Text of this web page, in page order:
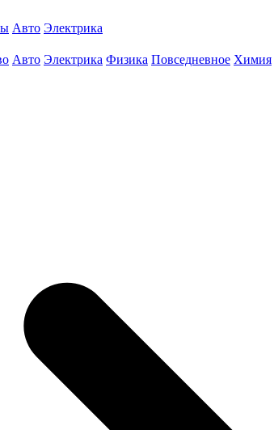
Авто Электрика
Авто Электрика Физика Повседневное Химия